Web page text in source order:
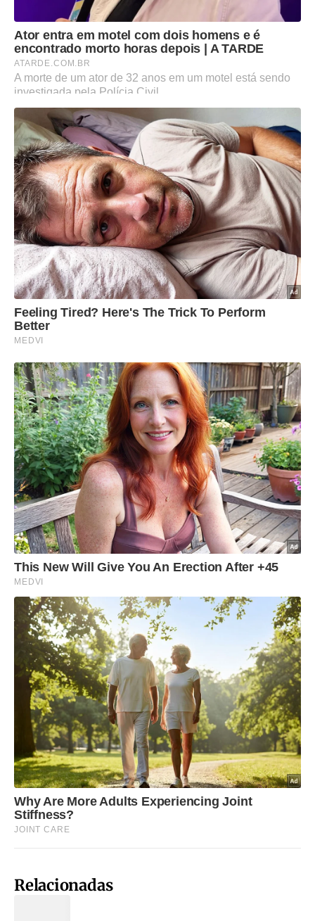
Relacionadas